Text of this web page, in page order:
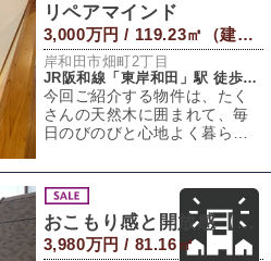
リペアマインド
3,000万円 / 119.23㎡（建物） 121.89㎡（敷地）
岸和田市畑町2丁目
JR阪和線「東岸和田」駅 徒歩13分
今回ご紹介する物件は、たく
さんの天然木に囲まれて、毎
日のびのびと心地よく暮らせ
役は、贅沢に使
おこもり感と開放感【リノベの素材に｜ペット飼育可】
3,980万円 / 81.16㎡